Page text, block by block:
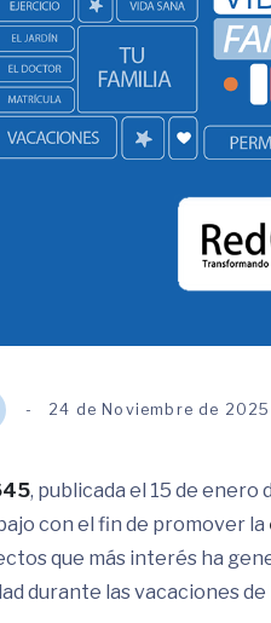
24 de Noviembre de 2025
, publicada el 15 de
con el fin de promover la
que más interés ha
durante las vacaciones